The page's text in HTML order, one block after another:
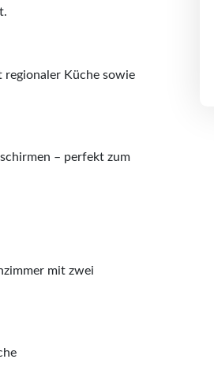
regionaler Küche sowie
– perfekt zum
mit zwei